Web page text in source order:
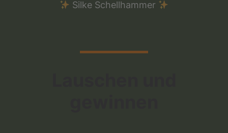
Silke Schellhammer